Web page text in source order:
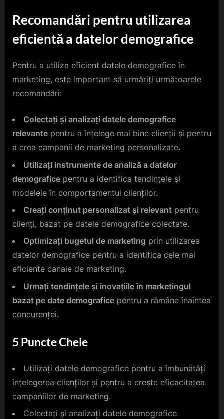
Recomandări pentru utilizarea
eficientă a datelor demografice
Pentru a utiliza eficient datele demografice în
marketing, este important să urmăriți următoarele
recomandări:
Colectați și analizați datele demografice
relevante pentru a înțelege mai bine clienții și pentru
a crea campanii de marketing personalizate.
Utilizați instrumente de analiză a datelor
demografice pentru a identifica tendințele și
modelele în comportamentul clienților.
Creați conținut personalizat și relevant pentru
clienți, bazat pe datele demografice colectate.
Optimizați bugetul de marketing prin utilizarea
datelor demografice pentru a identifica cele mai
eficiente canale de marketing.
Urmați tendințele și inovațiile în marketingul
bazat pe date demografice pentru a rămâne înaintea
concurenței.
5 Puncte Cheie
Utilizați datele demografice pentru a îmbunătăți
înțelegerea clienților și pentru a crește eficacitatea
campaniilor de marketing.
Colectați și analizați datele demografice